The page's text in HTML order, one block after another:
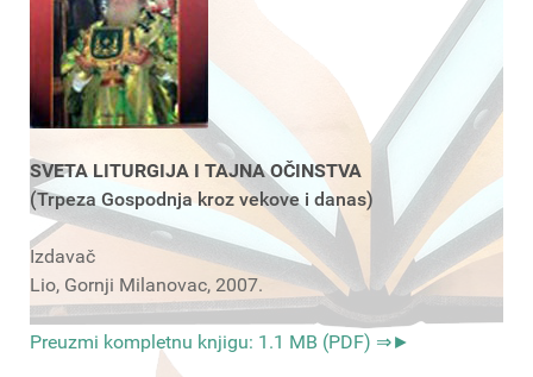
SVETA LITURGIJA I TAJNA OČINSTVA
(Trpeza Gospodnja kroz vekove i danas)
Izdavač
Lio, Gornji Milanovac, 2007.
Preuzmi kompletnu knjigu: 1.1 MB (PDF) ⇒►